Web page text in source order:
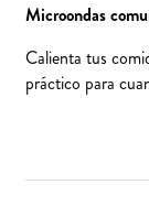
Microondas
Calienta tus
práctico para